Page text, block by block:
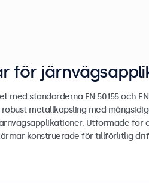
för
standarderna EN 50155 och
metallkapsling med
Utformade för
konstruerade för tillförlitlig